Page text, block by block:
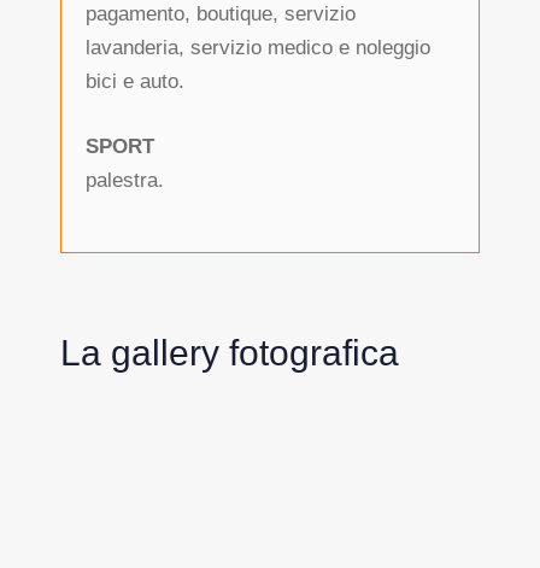
pagamento, boutique, servizio
lavanderia, servizio medico e noleggio
bici e auto.
SPORT
palestra.
La gallery fotografica